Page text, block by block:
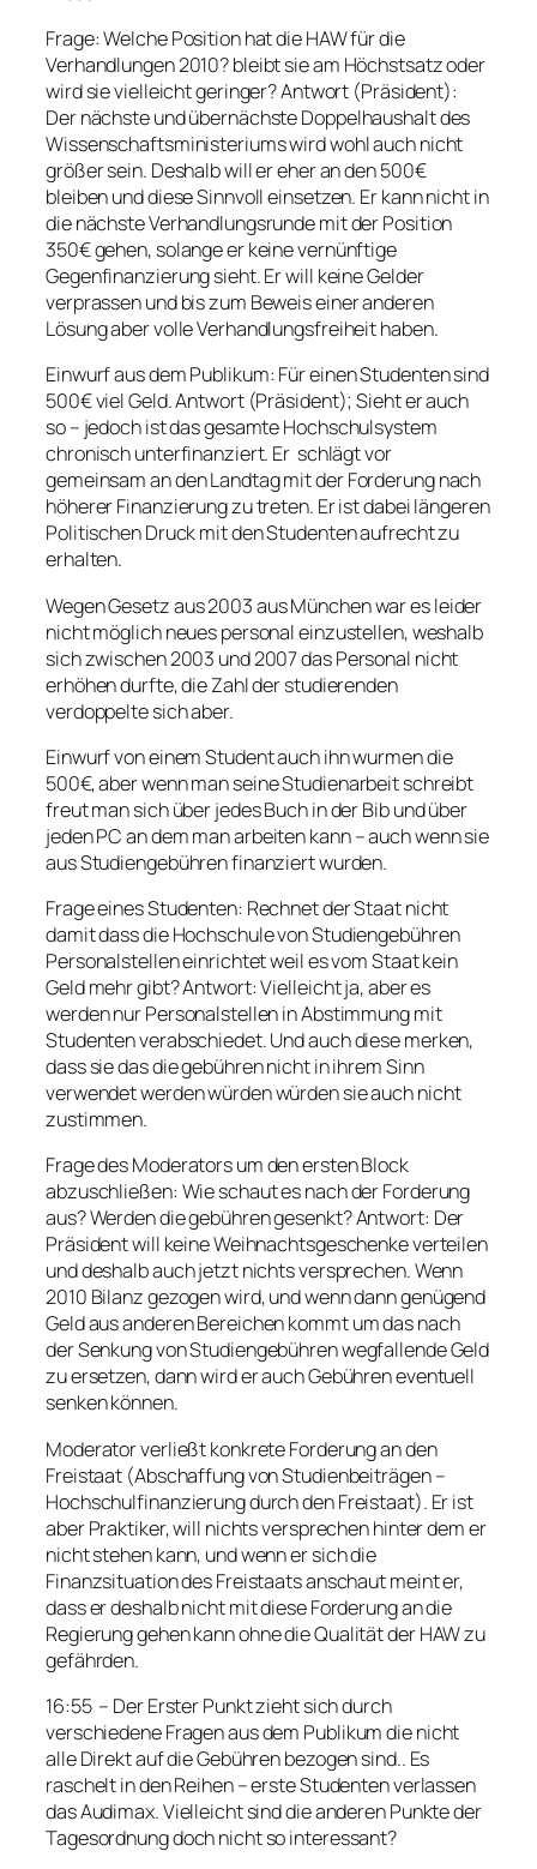
Frage: Welche Position hat die HAW für die
Verhandlungen 2010? bleibt sie am Höchstsatz oder
wird sie vielleicht geringer? Antwort (Präsident):
Der nächste und übernächste Doppelhaushalt des
Wissenschaftsministeriums wird wohl auch nicht
größer sein. Deshalb will er eher an den 500€
bleiben und diese Sinnvoll einsetzen. Er kann nicht in
die nächste Verhandlungsrunde mit der Position
350€ gehen, solange er keine vernünftige
Gegenfinanzierung sieht. Er will keine Gelder
verprassen und bis zum Beweis einer anderen
Lösung aber volle Verhandlungsfreiheit haben.
Einwurf aus dem Publikum: Für einen Studenten sind
500€ viel Geld. Antwort (Präsident); Sieht er auch
so – jedoch ist das gesamte Hochschulsystem
chronisch unterfinanziert. Er schlägt vor
gemeinsam an den Landtag mit der Forderung nach
höherer Finanzierung zu treten. Er ist dabei längeren
Politischen Druck mit den Studenten aufrecht zu
erhalten.
Wegen Gesetz aus 2003 aus München war es leider
nicht möglich neues personal einzustellen, weshalb
sich zwischen 2003 und 2007 das Personal nicht
erhöhen durfte, die Zahl der studierenden
verdoppelte sich aber.
Einwurf von einem Student auch ihn wurmen die
500€, aber wenn man seine Studienarbeit schreibt
freut man sich über jedes Buch in der Bib und über
jeden PC an dem man arbeiten kann – auch wenn sie
aus Studiengebühren finanziert wurden.
Frage eines Studenten: Rechnet der Staat nicht
damit dass die Hochschule von Studiengebühren
Personalstellen einrichtet weil es vom Staat kein
Geld mehr gibt? Antwort: Vielleicht ja, aber es
werden nur Personalstellen in Abstimmung mit
Studenten verabschiedet. Und auch diese merken,
dass sie das die gebühren nicht in ihrem Sinn
verwendet werden würden würden sie auch nicht
zustimmen.
Frage des Moderators um den ersten Block
abzuschließen: Wie schaut es nach der Forderung
aus? Werden die gebühren gesenkt? Antwort: Der
Präsident will keine Weihnachtsgeschenke verteilen
und deshalb auch jetzt nichts versprechen. Wenn
2010 Bilanz gezogen wird, und wenn dann genügend
Geld aus anderen Bereichen kommt um das nach
der Senkung von Studiengebühren wegfallende Geld
zu ersetzen, dann wird er auch Gebühren eventuell
senken können.
Moderator verließt konkrete Forderung an den
Freistaat (Abschaffung von Studienbeiträgen –
Hochschulfinanzierung durch den Freistaat). Er ist
aber Praktiker, will nichts versprechen hinter dem er
nicht stehen kann, und wenn er sich die
Finanzsituation des Freistaats anschaut meint er,
dass er deshalb nicht mit diese Forderung an die
Regierung gehen kann ohne die Qualität der HAW zu
gefährden.
16:55 – Der Erster Punkt zieht sich durch
verschiedene Fragen aus dem Publikum die nicht
alle Direkt auf die Gebühren bezogen sind.. Es
raschelt in den Reihen – erste Studenten verlassen
das Audimax. Vielleicht sind die anderen Punkte der
Tagesordnung doch nicht so interessant?